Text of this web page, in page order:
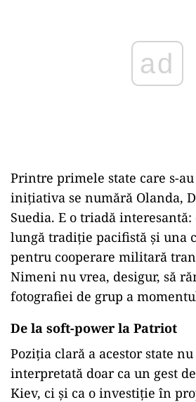
Printre primele state care s-
inițiativa se numără Olanda,
Suedia. E o triadă interesantă:
lungă tradiție pacifistă și una
pentru cooperare militară
Nimeni nu vrea, desigur, să
fotografiei de grup a
De la soft-power la Patriot
Poziția clară a acestor state
interpretată doar ca un gest
Kiev, ci și ca o investiție în